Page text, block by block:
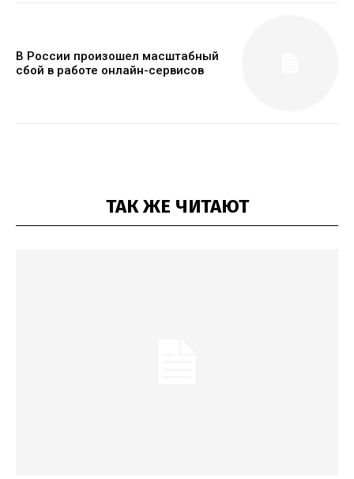
В России произошел масштабный
сбой в работе онлайн-сервисов
ТАК ЖЕ ЧИТАЮТ